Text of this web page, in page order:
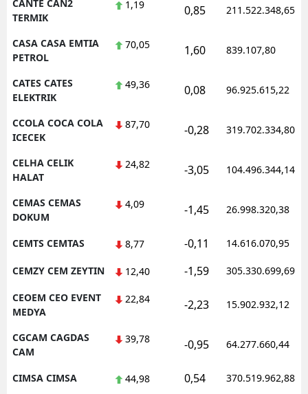
CANTE CAN2
TERMIK
1,19 0,85 211.522.348,65
CASA CASA EMTIA
PETROL
70,05 1,60 839.107,80
CATES CATES
ELEKTRIK
49,36 0,08 96.925.615,22
CCOLA COCA COLA
ICECEK
87,70 -0,28 319.702.334,80
CELHA CELIK
HALAT
24,82 -3,05 104.496.344,14
CEMAS CEMAS
DOKUM
4,09 -1,45 26.998.320,38
CEMTS CEMTAS 8,77 -0,11 14.616.070,95
CEMZY CEM ZEYTIN 12,40 -1,59 305.330.699,69
CEOEM CEO EVENT
MEDYA
22,84 -2,23 15.902.932,12
CGCAM CAGDAS
CAM
39,78 -0,95 64.277.660,44
CIMSA CIMSA 44,98 0,54 370.519.962,88